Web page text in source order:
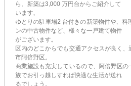
ら、新築は3,000 万円台からご紹介して
います。
ゆとりの駐車場2 台付きの新築物件や、料
ンの中古物件など、様々な一戸建て物件
がございます。
区内のどこからでも交通アクセスが良く
市阿倍野区。
商業施設も充実しているので、阿倍野区
族でお引っ越しすれば快適な生活が送れ
るでしょう。